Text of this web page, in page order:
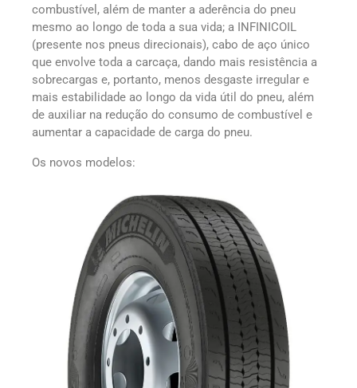
combustível, além de manter a aderência do pneu
mesmo ao longo de toda a sua vida; a INFINICOIL
(presente nos pneus direcionais), cabo de aço único
que envolve toda a carcaça, dando mais resistência a
sobrecargas e, portanto, menos desgaste irregular e
mais estabilidade ao longo da vida útil do pneu, além
de auxiliar na redução do consumo de combustível e
aumentar a capacidade de carga do pneu.
Os novos modelos: